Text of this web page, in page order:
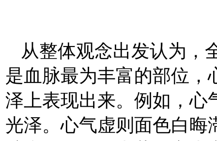
从整体观念出发认为，
是血脉最为丰富的部位，
泽上表现出来。例如，心
光泽。心气虚则面色白晦